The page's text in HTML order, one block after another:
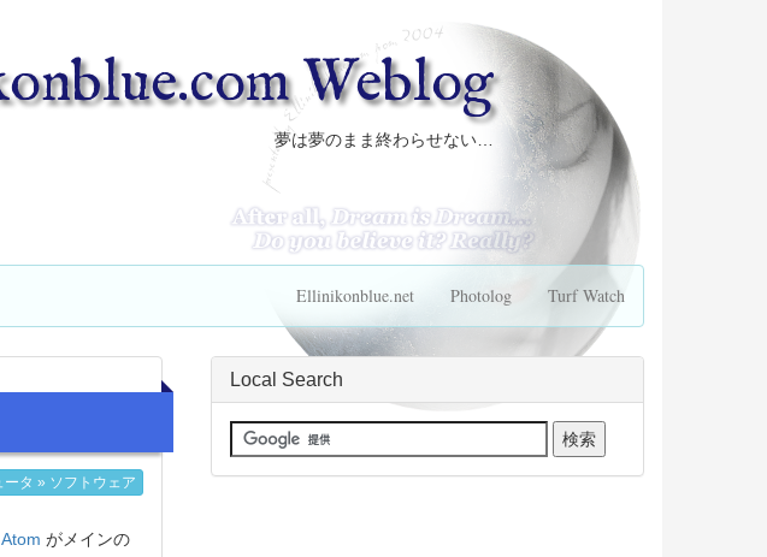
Weblog
夢は夢のまま終わらせない…
Ellinikonblue.net Photolog Turf Watch
ータ » ソフトウェア
Atom がメインの
Local Search